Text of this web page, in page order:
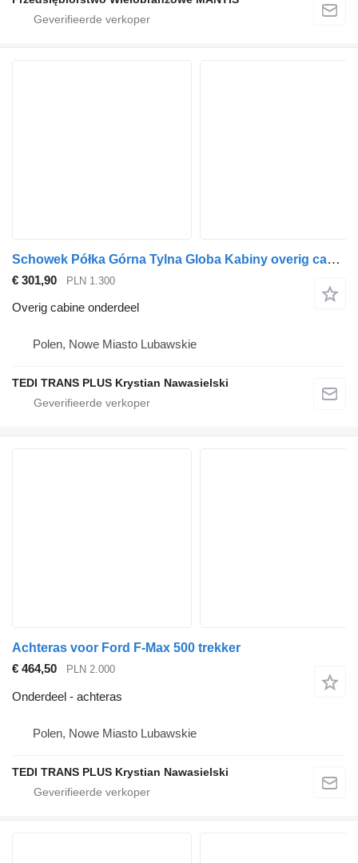
Schowek Półka Górna Tylna Globa Kabiny overig cabine onderdeel voor Ford F-Max 500 trekker
€ 301,90 PLN 1.300
Overig cabine onderdeel
Polen, Nowe Miasto Lubawskie
TEDI TRANS PLUS Krystian Nawasielski
Achteras voor Ford F-Max 500 trekker
€ 464,50
PLN 2.000
Onderdeel - achteras
Polen, Nowe Miasto Lubawskie
TEDI TRANS PLUS Krystian Nawasielski